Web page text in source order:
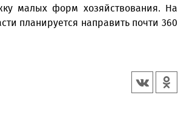
малых форм хозяйствования. На
планируется направить почти 360